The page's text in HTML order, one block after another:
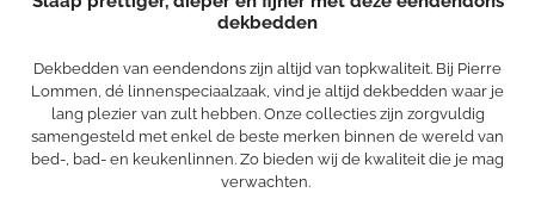
dekbedden
Dekbedden van eendendons zijn altijd van topkwaliteit. Bij Pierre
Lommen, dé linnenspeciaalzaak, vind je altijd dekbedden waar je
lang plezier van zult hebben. Onze collecties zijn zorgvuldig
samengesteld met enkel de beste merken binnen de wereld van
bed-, bad- en keukenlinnen. Zo bieden wij de kwaliteit die je mag
verwachten.